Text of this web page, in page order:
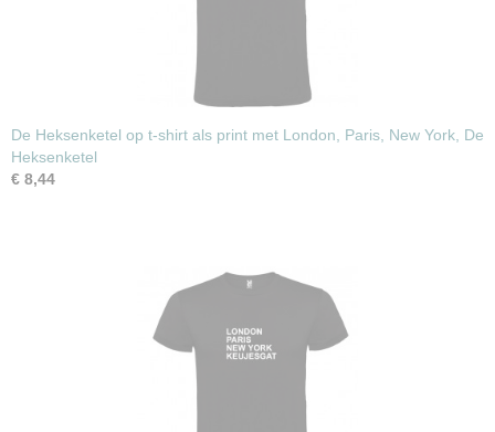
De Heksenketel op t-shirt als print met London, Paris, New York, De
Heksenketel
€ 8,44